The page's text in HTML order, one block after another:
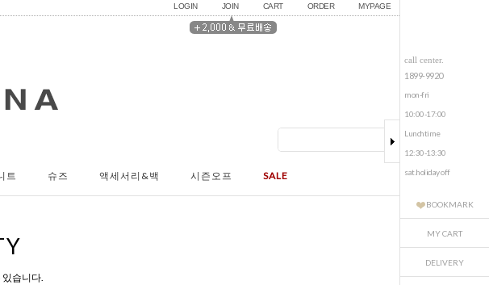
LOGIN JOIN CART ORDER MYPAGE
트 슈즈 액세서리&백 시즌오프 SALE
call center.
1899-9920
mon-fri
10:00-17:00
Lunchtime
12:30-13:30
sat.holiday off
BOOKMARK
MY CART
DELIVERY
습니다.